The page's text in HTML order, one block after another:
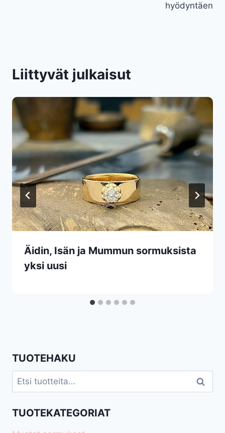
hyödyntäen
Liittyvät julkaisut
Äidin, Isän ja Mummun sormuksista
yksi uusi
TUOTEHAKU
Etsi: Haku
TUOTEKATEGORIAT